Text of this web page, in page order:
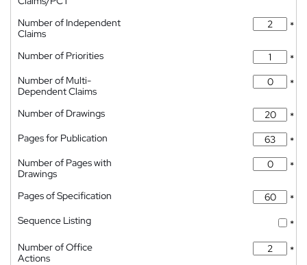
Number of Independent
Claims
*
Number of Priorities
*
Number of Multi-
Dependent Claims
*
Number of Drawings
*
Pages for Publication
*
Number of Pages with
Drawings
*
Pages of Specification
*
Sequence Listing
*
Number of Office
Actions
*